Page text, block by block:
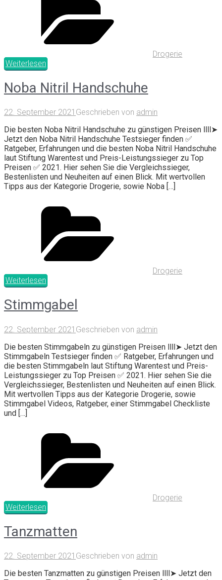
Drogerie
Weiterlesen
Noba Nitril Handschuhe
22. September 2021 Geschrieben von admin
Die besten Noba Nitril Handschuhe zu günstigen Preisen llll➤
Jetzt den Noba Nitril Handschuhe Testsieger finden ✅
Ratgeber, Erfahrungen und die besten Noba Nitril Handschuhe
laut Stiftung Warentest und Preis-Leistungssieger zu Top
Preisen ✅ 2021. Hier sehen Sie die Vergleichssieger,
Bestenlisten und Neuheiten auf einen Blick. Mit wertvollen
Tipps aus der Kategorie Drogerie, sowie Noba […]
Drogerie
Weiterlesen
Stimmgabel
22. September 2021 Geschrieben von admin
Die besten Stimmgabeln zu günstigen Preisen llll➤ Jetzt den
Stimmgabeln Testsieger finden ✅ Ratgeber, Erfahrungen und
die besten Stimmgabeln laut Stiftung Warentest und Preis-
Leistungssieger zu Top Preisen ✅ 2021. Hier sehen Sie die
Vergleichssieger, Bestenlisten und Neuheiten auf einen Blick.
Mit wertvollen Tipps aus der Kategorie Drogerie, sowie
Stimmgabel Videos, Ratgeber, einer Stimmgabel Checkliste
und […]
Drogerie
Weiterlesen
Tanzmatten
22. September 2021 Geschrieben von admin
Die besten Tanzmatten zu günstigen Preisen llll➤ Jetzt den